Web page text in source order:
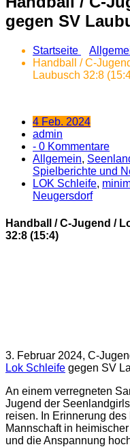
gegen SV
Startseite
Handball / C-
Laubusch 32:8
4 Feb. 2024
admin
- 0 Kommentare
Allgemein,
Spielberichte und
LOK Schleife,
Neugersdorf
Handball / C-Jugend /
32:8 (15:4)
3. Februar 2024, C-
Lok Schleife gegen SV
An einem verregneten
Jugend der
reisen. In Erinnerung
Mannschaft in
und die Anspannung